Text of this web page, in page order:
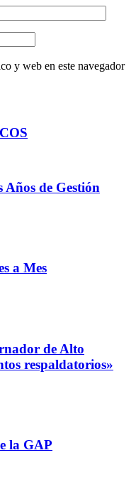
y web en este navegador
de Gestión
a Mes
de Alto
respaldatorios»
la GAP